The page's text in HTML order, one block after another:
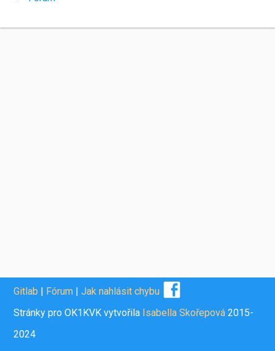
Gitlab | Fórum |Jak nahlásit chybu
Stránky pro OK1KVK vytvořila Isabella Skořepová 2015-
2024